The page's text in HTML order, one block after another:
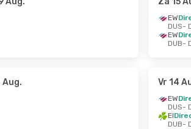
EW
DUS-
EW
DUB-
Aug. Vr 14
EW
DUS-
EI
DUB-